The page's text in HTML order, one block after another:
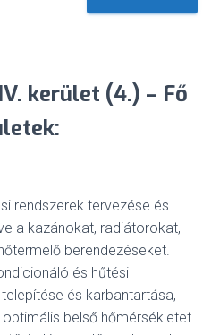
kerület (4.) – Fő
rendszerek tervezése és
a kazánokat, radiátorokat,
berendezéseket.
és hűtési
és karbantartása,
belső hőmérsékletet.